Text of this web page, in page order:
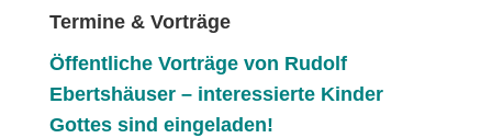
Termine & Vorträge
Öffentliche Vorträge von Rudolf
Ebertshäuser – interessierte Kinder
Gottes sind eingeladen!